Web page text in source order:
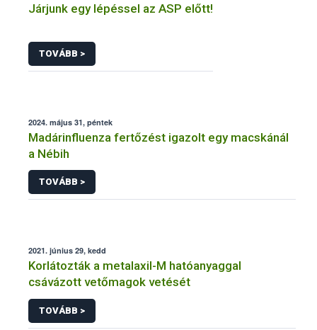
Járjunk egy lépéssel az ASP előtt!
TOVÁBB >
2024. május 31, péntek
Madárinfluenza fertőzést igazolt egy macskánál
a Nébih
TOVÁBB >
2021. június 29, kedd
Korlátozták a metalaxil-M hatóanyaggal
csávázott vetőmagok vetését
TOVÁBB >